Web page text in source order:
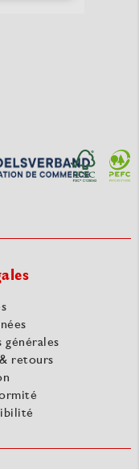
retours